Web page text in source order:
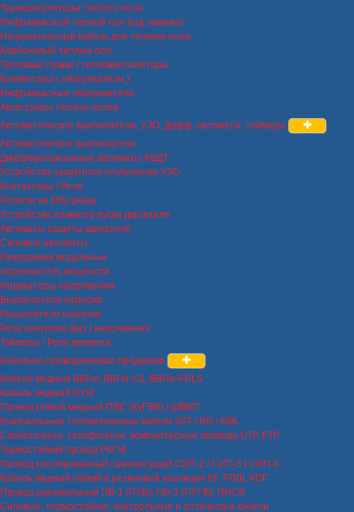
Терморегуляторы теплого пола
Инфракрасный теплый пол под ламинат
Нагревательный кабель для теплого пола
Карбоновый теплый пол
Тепловые пушки / тепловентиляторы
Конвекторы ( обогреватели )
Инфракрасные обогреватели
Аксессуары теплых полов
Автоматические выключатели, УЗО, Дифф. автоматы, таймеры
Автоматические выключатели
Дифференциальные автоматы АВДТ
Устройства защитного отключения УЗО
Контакторы / Реле
Розетки на DIN-рейку
Устройства плавного пуска двигателя
Автоматы защиты двигателя
Силовые автоматы
Разрядники модульные
ограничитель мощности
Индикаторы напряжения
Выключатели нагрузки
Расцепители нагрузки
Реле контроля фаз / напряжения
Таймеры / Реле времени
Кабельно-проводниковая продукция
Кабели медные ВВГнг, ВВГнг-LS, ВВГнг-FRLS
Кабель медный NYM
Провод гибкий медный ПВС (КуГВВ) / ШВВП
Коаксиальные телевизионные кабели SAT / RG / КВК
Слаботочные, телефонные, компьютерные провода UTP, FTP
Термостойкий провод РКГМ
Провод изолированный самонесущий СИП-2 / СИП-3 / СИП-4
Кабель медный гибкий в резиновой изоляции КГ, РПШ, КОГ
Провод одножильный ПВ-1 (ПУВ), ПВ-3 (ПУГВ), ПНСВ
Силовые, термостойкие, контрольные и оптические кабели